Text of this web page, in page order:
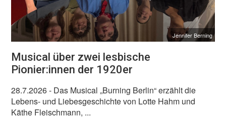
Jennifer Berning
Musical über zwei lesbische
Pionier:innen der 1920er
28.7.2026- Das Musical „Burning Berlin“ erzählt die
Lebens- und Liebesgeschichte von Lotte Hahm und
Käthe Fleischmann, ...